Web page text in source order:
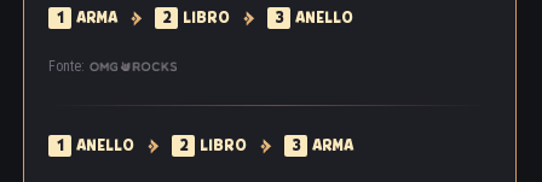
1 ARMA 2 LIBRO 3 ANELLO
Fonte:
1 ANELLO 2 LIBRO 3 ARMA